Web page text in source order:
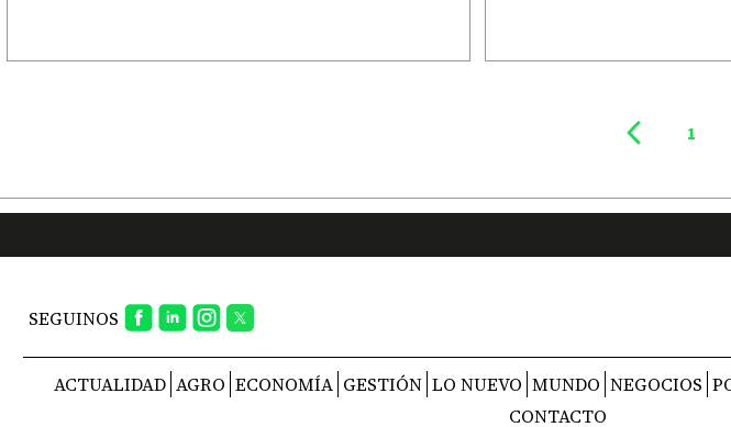
1
SEGUINOS
ACTUALIDAD AGRO ECONOMÍA GESTIÓN LO NUEVO MUNDO NEGOCIOS
CONTACTO